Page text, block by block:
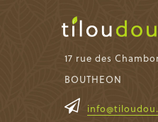
17 rue des
BOUTHEON